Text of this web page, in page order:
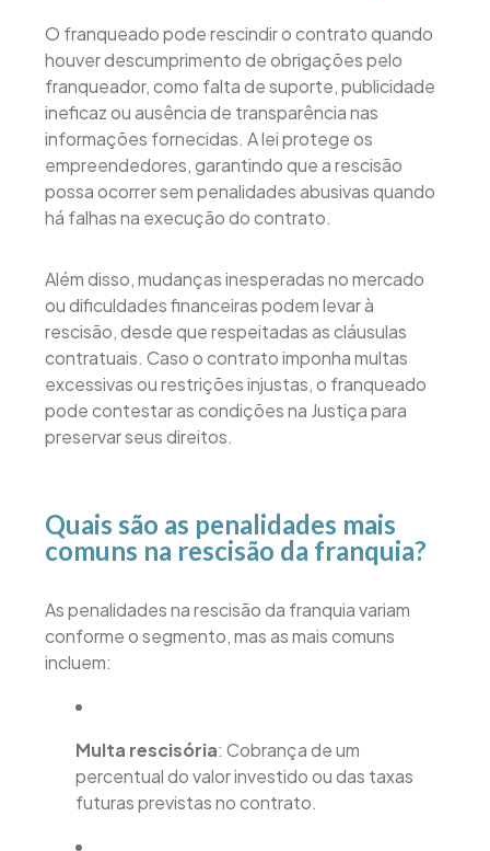
O franqueado pode rescindir o contrato quando
houver descumprimento de obrigações pelo
franqueador, como falta de suporte, publicidade
ineficaz ou ausência de transparência nas
informações fornecidas. A lei protege os
empreendedores, garantindo que a rescisão
possa ocorrer sem penalidades abusivas quando
há falhas na execução do contrato.
Além disso, mudanças inesperadas no mercado
ou dificuldades financeiras podem levar à
rescisão, desde que respeitadas as cláusulas
contratuais. Caso o contrato imponha multas
excessivas ou restrições injustas, o franqueado
pode contestar as condições na Justiça para
preservar seus direitos.
Quais são as penalidades mais
comuns na rescisão da franquia?
As penalidades na rescisão da franquia variam
conforme o segmento, mas as mais comuns
incluem:
Multa rescisória: Cobrança de um
percentual do valor investido ou das taxas
futuras previstas no contrato.